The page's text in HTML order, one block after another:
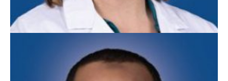
Ashley Whitecotton, APN
Medicina Familiar